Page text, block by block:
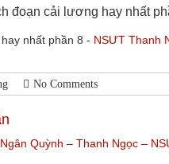
đoạn cải lương hay nhất
nhất phần 8 - NSƯT Thanh
No Comments
Quỳnh – Thanh Ngọc –